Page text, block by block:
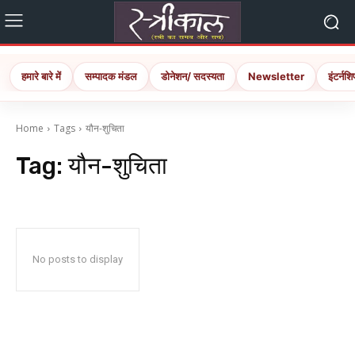
हमारे बारे में सम्पादक मंडल डोनेशन/ सदस्यता Newsletter
Home Tags यौन-शुचिता
Tag:यौन-शुचिता
No posts to display